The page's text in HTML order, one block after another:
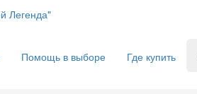
Помощь в выборе Где купить